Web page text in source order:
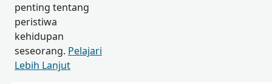
penting tentang
peristiwa
kehidupan
seseorang. Pelajari
Lebih Lanjut